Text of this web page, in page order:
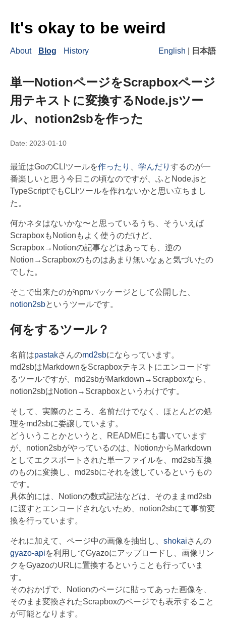
It's okay to be weird
About Blog History English 日本語
単一NotionページをScrapboxページ
用テキストに変換するNode.jsツー
ル、notion2sbを作った
Date: 2023-01-10
最近はGoのCLIツールを作ったり 学んだり するのが一
番楽しいと思う今日この頃なのですが、ふとNode.jsと
TypeScriptでもCLIツールを作れないかと思い立ちまし
た。
何かネタはないかな〜と思っているうち、そういえば
ScrapboxもNotionもよく使うのだけど、
Scrapbox→Notionの記事などはあっても、逆の
Notion→Scrapboxのものはあまり無いなぁと気づいたの
でした。
そこで出来たのがnpmパッケージとして公開した、
notion2sbというツールです。
何をするツール？
名前はpastakさんのmd2sbにならっています。
md2sbはMarkdownをScrapboxテキストにエンコードす
るツールですが、md2sbがMarkdown→Scrapboxなら、
notion2sbはNotion→Scrapboxというわけです。
そして、実際のところ、名前だけでなく、ほとんどの処
理をmd2sbに委譲しています。
どういうことかというと、READMEにも書いています
が、notion2sbがやっているのは、NotionからMarkdown
としてエクスポートされた単一ファイルを、md2sb互換
のものに変換し、md2sbにそれを渡しているというもの
です。
具体的には、Notionの数式記法などは、そのままmd2sb
に渡すとエンコードされないため、notion2sbにて事前変
換を行っています。
それに加えて、ページ中の画像を抽出し、 shokaiさんの
gyazo-apiを利用してGyazoにアップロードし、画像リン
クをGyazoのURLに置換するということも行っていま
す。
そのおかげで、Notionのページに貼ってあった画像を、
そのまま変換されたScrapboxのページでも表示すること
が可能となります。